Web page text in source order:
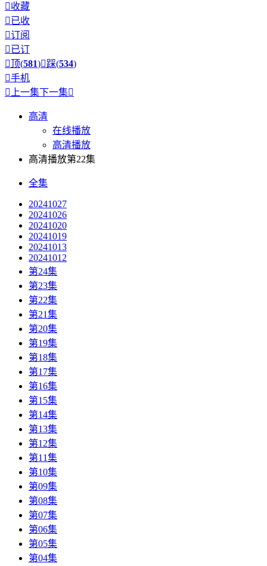
收藏
已收
订阅
已订
顶(581)踩(534)
手机
 上一集下一集
高清
在线播放
高清播放
高清播放第22集
全集
20241027
20241026
20241020
20241019
20241013
20241012
第24集
第23集
第22集
第21集
第20集
第19集
第18集
第17集
第16集
第15集
第14集
第13集
第12集
第11集
第10集
第09集
第08集
第07集
第06集
第05集
第04集